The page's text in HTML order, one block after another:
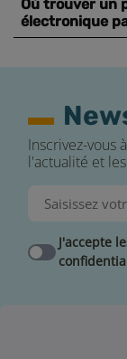
Où trouver un
électronique
Inscrivez-vous
l'actualité et
J'accepte